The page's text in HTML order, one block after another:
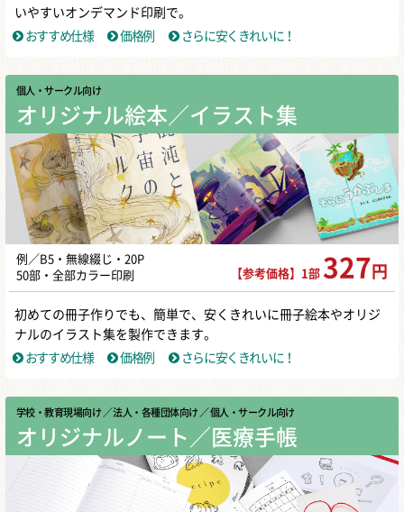
いやすいオンデマンド印刷で。
おすすめ仕様
価格例 さらに安くきれいに！
個人・サークル向け
オリジナル絵本／イラスト集
例／B5・無線綴じ・20P
50部・全部カラー印刷
【参考価格】1部 327 円
初めての冊子作りでも、簡単で、安くきれいに冊子絵本やオリジ
ナルのイラスト集を製作できます。
おすすめ仕様
価格例 さらに安くきれいに！
学校・教育現場向け ／ 法人・各種団体向け ／ 個人・サークル向け
オリジナルノート／医療手帳